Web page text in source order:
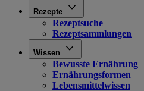
Rezepte
Rezeptsuche
Rezeptsammlungen
Wissen
Bewusste Ernährung
Ernährungsformen
Lebensmittelwissen